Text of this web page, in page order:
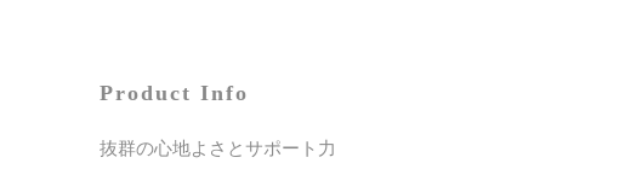
Product Info
抜群の心地よさとサポート力